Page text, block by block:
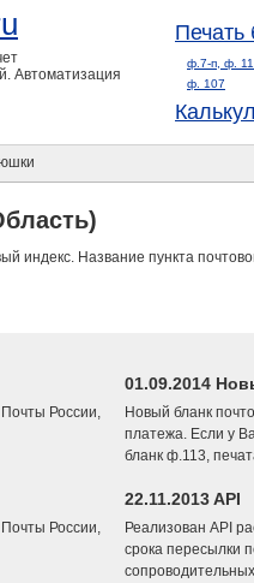
Автоматизация
Печать
ф.7-п, ф.
ф. 107
индекс. Название пункта
России,
01.09.2014
Новый бланк
платежа. Если у
бланк ф.113,
России,
22.11.2013 API
Реализован API
срока пересылки